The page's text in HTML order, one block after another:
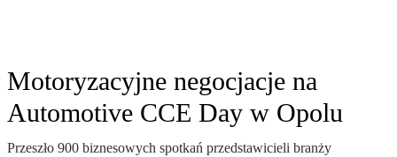
Motoryzacyjne negocjacje na
Automotive CCE Day w Opolu
Przeszło 900 biznesowych spotkań przedstawicieli branży